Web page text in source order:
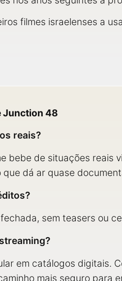
filmes israelenses a
Junction 48
reais?
bebe de situações reais
dá ar quase
sem teasers ou
em catálogos digitais.
mais seguro para